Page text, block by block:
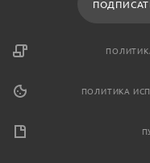
ПОЛИТИКА